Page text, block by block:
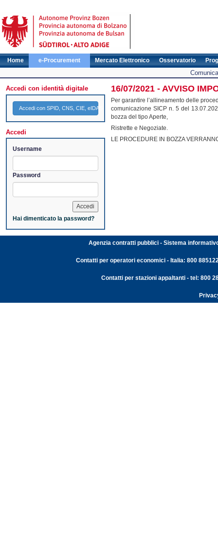
Home e-Procurement Mercato Elettronico Osservatorio
Accedi con identità digitale
Accedi con SPID, CNS, CIE, eIDAS
Accedi
Username
Password
Hai dimenticato la password?
16/07/2021 - AVVISO
Per garantire l’allineamento delle
comunicazione SICP n. 5 del
bozza del tipo Aperte,
Ristrette e Negoziate.
LE PROCEDURE IN BOZZA
Agenzia contratti pubblici - Sistema
Contatti per operatori economici - Italia: 800
Contatti per stazioni appaltanti - tel: 800